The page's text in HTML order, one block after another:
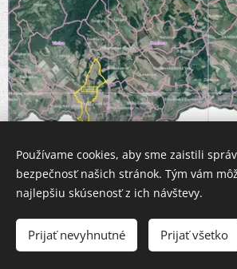
Používame cookies, aby sme zaistili
bezpečnosť našich stránok. Tým vám
najlepšiu skúsenosť z ich návštevy.
Prijať nevyhnutné Prijať všetko